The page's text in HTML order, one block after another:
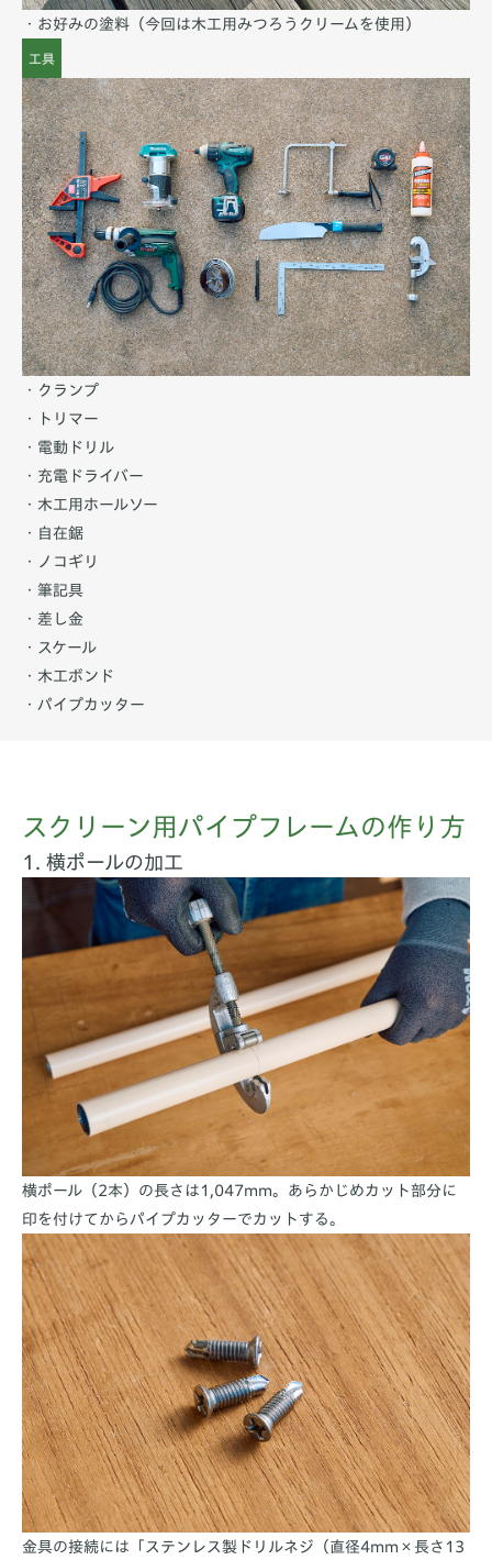
・お好みの塗料（今回は木工用みつろうクリームを使用）
工具
・クランプ
・トリマー
・電動ドリル
・充電ドライバー
・木工用ホールソー
・自在鋸
・ノコギリ
・筆記具
・差し金
・スケール
・木工ボンド
・パイプカッター
スクリーン用パイプフレームの作り方
1. 横ポールの加工
横ポール（2本）の長さは1,047mm。あらかじめカット部分に
印を付けてからパイプカッターでカットする。
金具の接続には「ステンレス製ドリルネジ（直径4mm×長さ13